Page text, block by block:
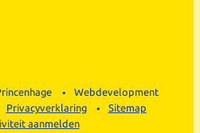
Webdevelopment
Privacyverklaring
Sitemap
aanmelden